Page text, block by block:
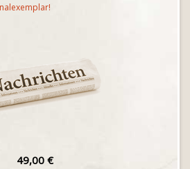
49,00 €